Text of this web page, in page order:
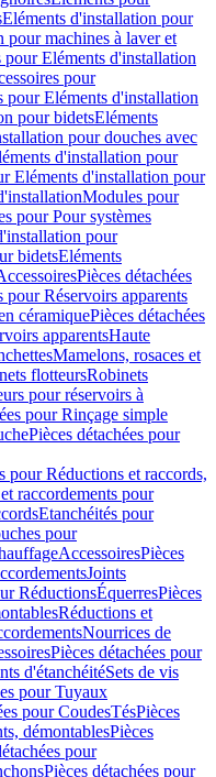
Eléments d'installation pour
pour machines à laver et
pour Eléments d'installation
pour
pour Eléments d'installation
pour bidetsEléments
pour douches avec
d'installation pour
Eléments d'installation pour
Modules pour
pour Pour systèmes
pour
bidetsEléments
Pièces détachées
pour Réservoirs apparents
céramiquePièces détachées
apparentsHaute
Mamelons, rosaces et
flotteursRobinets
pour réservoirs à
pour Rinçage simple
Pièces détachées pour
pour Réductions et raccords,
raccordements pour
Etanchéités pour
pour
AccessoiresPièces
Joints
RéductionsÉquerresPièces
Réductions et
Nourrices de
Pièces détachées pour
d'étanchéitéSets de vis
pour Tuyaux
pour CoudesTésPièces
démontablesPièces
pour
Pièces détachées pour